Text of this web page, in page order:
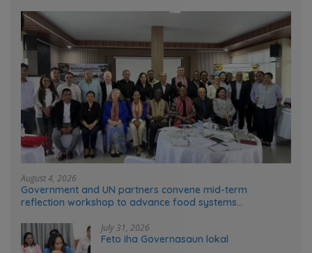
August 4, 2026
Government and UN partners convene mid-term
reflection workshop to advance food systems
July 31, 2026
Feto iha Governasaun lokal